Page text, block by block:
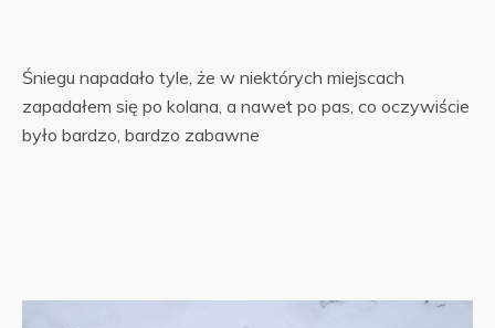
Śniegu napadało tyle, że w niektórych miejscach
zapadałem się po kolana, a nawet po pas, co oczywiście
było bardzo, bardzo zabawne